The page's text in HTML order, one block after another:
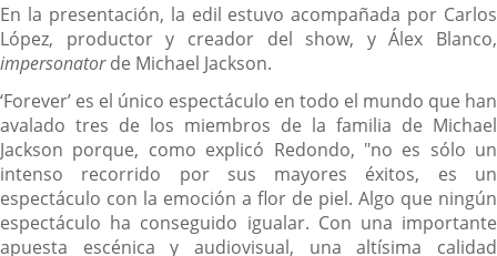
En la presentación, la edil estuvo acompañada por Carlos
López, productor y creador del show, y Álex Blanco,
impersonatorde Michael Jackson.
‘Forever’ es el único espectáculo en todo el mundo que han
avalado tres de los miembros de la familia de Michael
Jackson porque, como explicó Redondo, "no es sólo un
intenso recorrido por sus mayores éxitos, es un
espectáculo con la emoción a flor de piel. Algo que ningún
espectáculo ha conseguido igualar. Con una importante
apuesta escénica y audiovisual, una altísima calidad